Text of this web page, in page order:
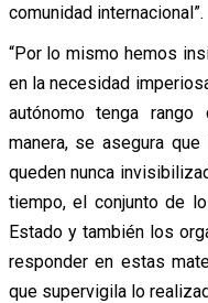
comunidad internacional”.
“Por lo mismo hemos
en la necesidad
autónomo tenga
manera, se asegura
queden nunca
tiempo, el conjunto de
Estado y también los
responder en estas
que supervigila lo